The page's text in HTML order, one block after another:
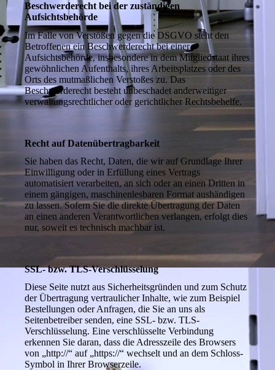
Beschwerderecht bei der zuständigen
Aufsichtsbehörde
Im Falle von Verstößen gegen die DSGVO steht den
Betroffenen ein Beschwerderecht bei einer
Aufsichtsbehörde, insbesondere in dem Mitgliedstaat ihres
gewöhnlichen Aufenthalts, ihres Arbeitsplatzes oder des
Orts des mutmaßlichen Verstoßes zu. Das
Beschwerderecht besteht unbeschadet anderweitiger
verwaltungsrechtlicher oder gerichtlicher Rechtsbehelfe.
Recht auf Datenübertragbarkeit
Sie haben das Recht, Daten, die wir auf Grundlage Ihrer
Einwilligung oder in Erfüllung eines Vertrags
automatisiert verarbeiten, an sich oder an einen Dritten in
einem gängigen, maschinenlesbaren Format aushändigen
zu lassen. Sofern Sie die direkte Übertragung der Daten
an einen anderen Verantwortlichen verlangen, erfolgt dies
nur, soweit es technisch machbar ist.
SSL- bzw. TLS-Verschlüsselung
Diese Seite nutzt aus Sicherheitsgründen und zum Schutz
der Übertragung vertraulicher Inhalte, wie zum Beispiel
Bestellungen oder Anfragen, die Sie an uns als
Seitenbetreiber senden, eine SSL- bzw. TLS-
Verschlüsselung. Eine verschlüsselte Verbindung
erkennen Sie daran, dass die Adresszeile des Browsers
von „http://“ auf „https://“ wechselt und an dem Schloss-
Symbol in Ihrer Browserzeile.